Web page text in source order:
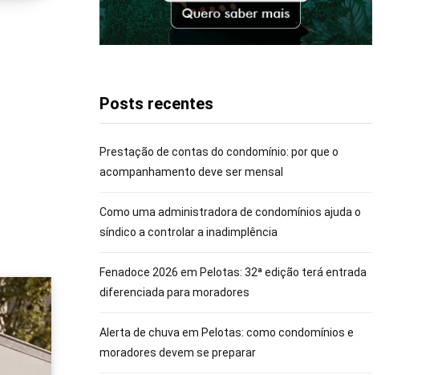
Posts recentes
Prestação de contas do condomínio: por que o
acompanhamento deve ser mensal
Como uma administradora de condomínios ajuda o
síndico a controlar a inadimplência
Fenadoce 2026 em Pelotas: 32ª edição terá entrada
diferenciada para moradores
Alerta de chuva em Pelotas: como condomínios e
moradores devem se preparar